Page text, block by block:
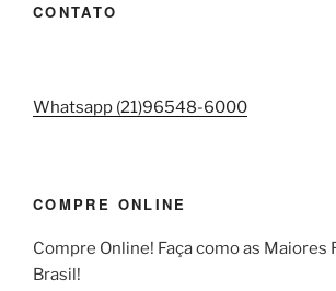
CONTATO
Whatsapp (21)96548-6000
COMPRE ONLINE
Compre Online! Faça como as Maiores
Brasil!